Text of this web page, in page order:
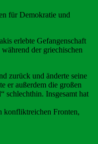
für Demokratie und
erlebte Gefangenschaft
der griechischen
zurück und änderte seine
er außerdem die großen
schlechthin. Insgesamt hat
konfliktreichen Fronten,